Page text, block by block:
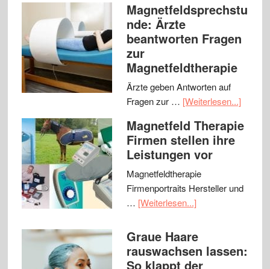
Magnetfeldsprechstu
nde: Ärzte
beantworten Fragen
zur
Magnetfeldtherapie
Ärzte geben Antworten auf
Fragen zur … [Weiterlesen...]
Magnetfeld Therapie
Firmen stellen ihre
Leistungen vor
Magnetfeldtherapie
Firmenportraits Hersteller und
… [Weiterlesen...]
Graue Haare
rauswachsen lassen:
So klappt der